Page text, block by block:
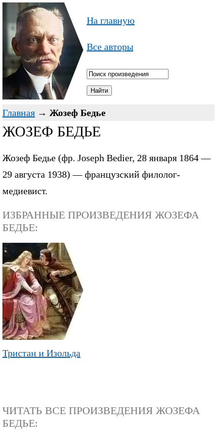
На главную
Все авторы
Главная → Жозеф Бедье
ЖОЗЕФ БЕДЬЕ
Жозеф Бедье (фр. Joseph Bedier, 28 января 1864 —
29 августа 1938) — французский филолог-
медиевист.
ИЗБРАННЫЕ ПРОИЗВЕДЕНИЯ ЖОЗЕФА
БЕДЬЕ:
Тристан и Изольда
ЧИТАТЬ ВСЕ ПРОИЗВЕДЕНИЯ ЖОЗЕФА
БЕДЬЕ: